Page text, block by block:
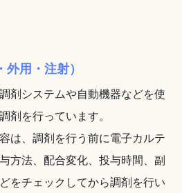
用・注射）
剤システムや自動機器などを使
剤を行っています。
は、調剤を行う前に電子カルテ
方法、配合変化、投与時間、副
をチェックしてから調剤を行い